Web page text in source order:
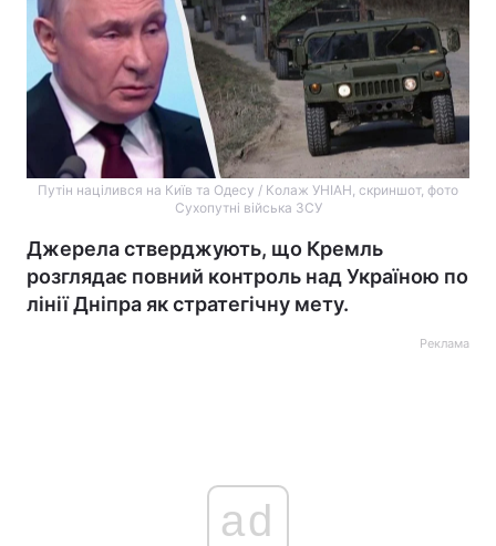
Путін націлився на Київ та Одесу / Колаж УНІАН, скриншот, фото
Сухопутні війська ЗСУ
Джерела стверджують, що Кремль
розглядає повний контроль над Україною по
лінії Дніпра як стратегічну мету.
Реклама
ad